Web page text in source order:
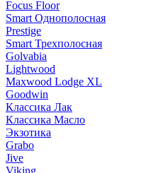
Focus Floor
Smart Однополосная
Prestige
Smart Трехполосная
Golvabia
Lightwood
Maxwood Lodge XL
Goodwin
Классика Лак
Классика Масло
Экзотика
Grabo
Jive
Viking